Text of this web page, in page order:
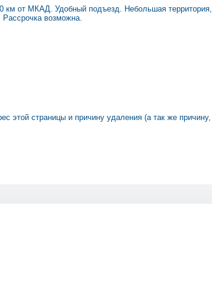
км от МКАД. Удобный подъезд. Небольшая территория,
Рассрочка возможна.
этой страницы и причину удаления (а так же причину,